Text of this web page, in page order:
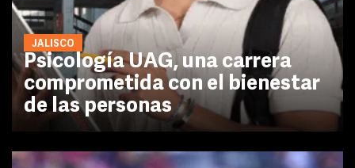
JALISCO
Psicología UAG, una carrera
comprometida con el bienestar
de las personas